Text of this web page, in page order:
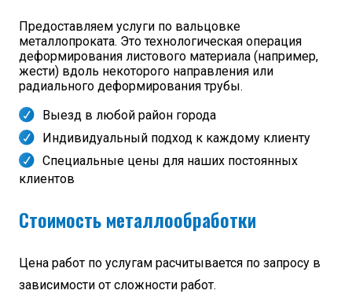
Предоставляем услуги по вальцовке
металлопроката. Это технологическая операция
деформирования листового материала (например,
жести) вдоль некоторого направления или
радиального деформирования трубы.
Выезд в любой район города
Индивидуальный подход к каждому клиенту
Специальные цены для наших постоянных
клиентов
Стоимость металлообработки
Цена работ по услугам расчитывается по запросу в
зависимости от сложности работ.